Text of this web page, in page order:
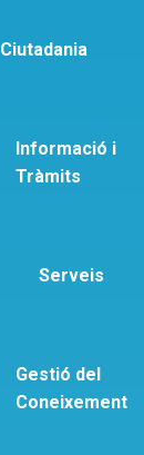
Ciutadania
Informació i
Tràmits
Serveis
Gestió del
Coneixement